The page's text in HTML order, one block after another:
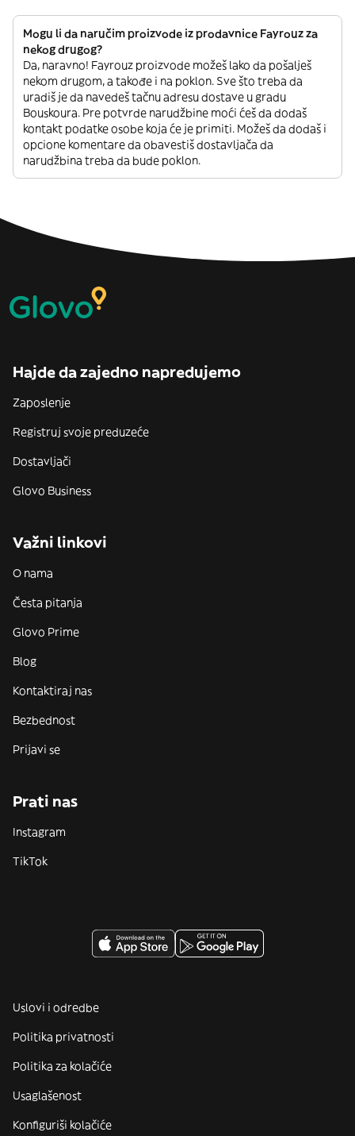
Mogu li da naručim proizvode iz prodavnice Fayrouz za
nekog drugog?
Da, naravno! Fayrouz proizvode možeš lako da pošalješ
nekom drugom, a takođe i na poklon. Sve što treba da
uradiš je da navedeš tačnu adresu dostave u gradu
Bouskoura. Pre potvrde narudžbine moći ćeš da dodaš
kontakt podatke osobe koja će je primiti. Možeš da dodaš i
opcione komentare da obavestiš dostavljača da
narudžbina treba da bude poklon.
Hajde da zajedno napredujemo
Zaposlenje
Registruj svoje preduzeće
Dostavljači
Glovo Business
Važni linkovi
O nama
Česta pitanja
Glovo Prime
Blog
Kontaktiraj nas
Bezbednost
Prijavi se
Prati nas
Instagram
TikTok
Uslovi i odredbe
Politika privatnosti
Politika za kolačiće
Usaglašenost
Konfiguriši kolačiće